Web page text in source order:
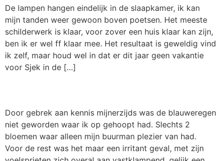
De lampen hangen eindelijk in de slaapkamer, ik kan
mijn tanden weer gewoon boven poetsen. Het meeste
schilderwerk is klaar, voor zover een huis klaar kan zijn,
ben ik er wel ff klaar mee. Het resultaat is geweldig vind
ik zelf, maar houd wel in dat er dit jaar geen vakantie
voor Sjek in de […]
Door gebrek aan kennis mijnerzijds was de blauweregen
niet geworden waar ik op gehoopt had. Slechts 2
bloemen waar alleen mijn buurman plezier van had.
Voor de rest was het maar een irritant geval, met zijn